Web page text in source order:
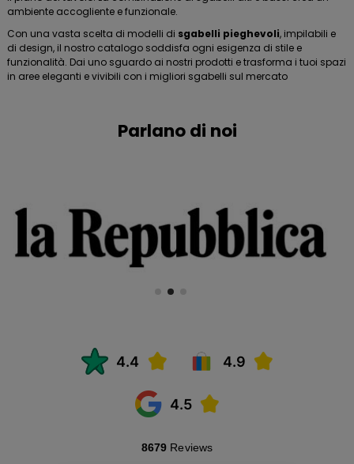
ambiente accogliente e funzionale.
Con una vasta scelta di modelli di sgabelli pieghevoli, impilabili e
di design, il nostro catalogo soddisfa ogni esigenza di stile e
funzionalità. Dai uno sguardo ai nostri prodotti e trasforma i tuoi spazi
in aree eleganti e vivibili con i migliori sgabelli sul mercato
Parlano di noi